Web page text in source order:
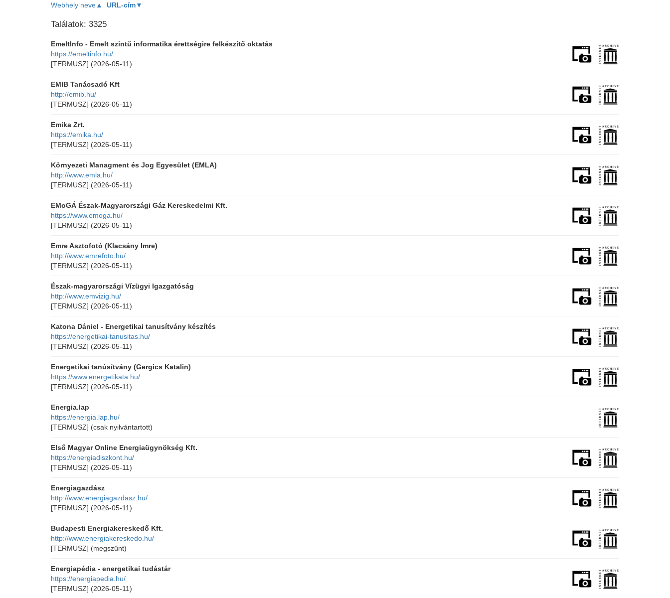
Webhely neve▲ URL-cím▼
Találatok: 3325
EmeltInfo - Emelt szintű informatika érettségire felkészítő oktatás
https://emeltinfo.hu/
[TERMUSZ] (2026-05-11)
EMIB Tanácsadó Kft
http://emib.hu/
[TERMUSZ] (2026-05-11)
Emika Zrt.
https://emika.hu/
[TERMUSZ] (2026-05-11)
Környezeti Managment és Jog Egyesület (EMLA)
http://www.emla.hu/
[TERMUSZ] (2026-05-11)
EMoGÁ Észak-Magyarországi Gáz Kereskedelmi Kft.
https://www.emoga.hu/
[TERMUSZ] (2026-05-11)
Emre Asztofotó (Klacsány Imre)
http://www.emrefoto.hu/
[TERMUSZ] (2026-05-11)
Észak-magyarországi Vízügyi Igazgatóság
http://www.emvizig.hu/
[TERMUSZ] (2026-05-11)
Katona Dániel - Energetikai tanusítvány készítés
https://energetikai-tanusitas.hu/
[TERMUSZ] (2026-05-11)
Energetikai tanúsítvány (Gergics Katalin)
https://www.energetikata.hu/
[TERMUSZ] (2026-05-11)
Energia.lap
https://energia.lap.hu/
[TERMUSZ] (csak nyilvántartott)
Első Magyar Online Energiaügynökség Kft.
https://energiadiszkont.hu/
[TERMUSZ] (2026-05-11)
Energiagazdász
http://www.energiagazdasz.hu/
[TERMUSZ] (2026-05-11)
Budapesti Energiakereskedő Kft.
http://www.energiakereskedo.hu/
[TERMUSZ] (megszűnt)
Energiapédia - energetikai tudástár
https://energiapedia.hu/
[TERMUSZ] (2026-05-11)